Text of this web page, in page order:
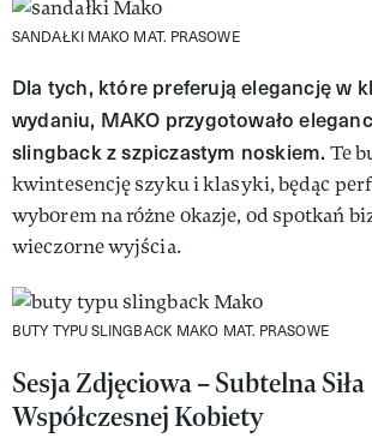
SANDAŁKI MAKO MAT. PRASOWE
Dla tych, które preferują elegancję w
wydaniu, MAKO przygotowało
slingback z szpiczastym noskiem. Te
kwintesencję szyku i klasyki, będąc
wyborem na różne okazje, od spotkań
wieczorne wyjścia.
BUTY TYPU SLINGBACK MAKO MAT. PRASOWE
Sesja Zdjęciowa – Subtelna Siła
Współczesnej Kobiety